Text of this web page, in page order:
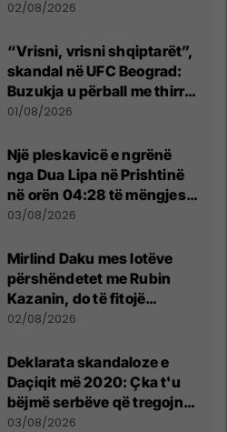
dikush e tradhtoi në
02/08/2026
“Vrisni, vrisni shqiptarët”,
skandal në UFC Beograd:
Buzukja u përball me thirrje
anti-shqiptare nga
01/08/2026
Një pleskavicë e ngrënë
nga Dua Lipa në Prishtinë
në orën 04:28 të mëngjesit
- dhe bota digjitale serbe
03/08/2026
Mirlind Daku mes lotëve
përshëndetet me Rubin
Kazanin, do të fitojë
miliona te Spartak Moska
02/08/2026
​Deklarata skandaloze e
Daçiqit më 2020: Çka t'u
bëjmë serbëve që tregojnë
ku janë varrosur shqiptarët
03/08/2026